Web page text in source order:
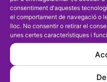
consentiment d'aquestes
el comportament de navegació o
lloc. No consentir o retirar el
unes certes característiques i
1 comentari